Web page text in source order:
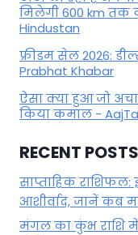
मिलेगी 600 km तक
Hindustan
फ्रीडम सेल 2026:
Prabhat Khabar
ऐसा क्या हुआ जो
किया कमाल -
RECENT POSTS
साप्ताहिक
आशीर्वाद, जानें कब
मंगल का कुंभ राशि